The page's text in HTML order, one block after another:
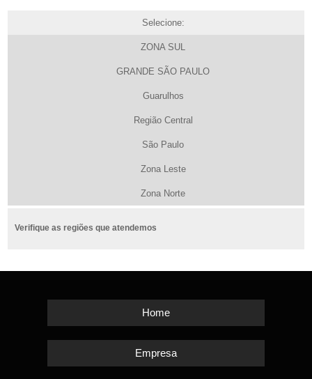
Selecione:
ZONA SUL
GRANDE SÃO PAULO
Guarulhos
Região Central
São Paulo
Zona Leste
Zona Norte
Verifique as regiões que atendemos
Home
Empresa